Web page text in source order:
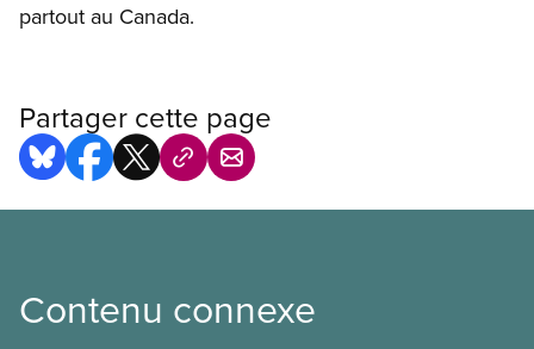
partout au Canada.
Partager cette page
Contenu connexe